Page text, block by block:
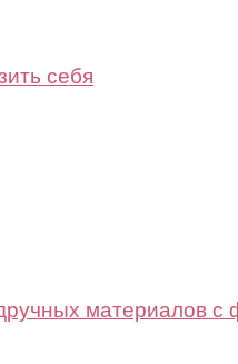
себя
материалов с